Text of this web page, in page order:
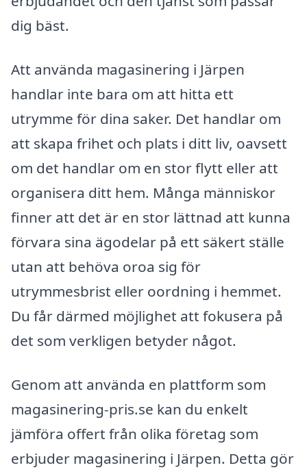
dig bäst.
Att använda magasinering i Järpen
handlar inte bara om att hitta ett
utrymme för dina saker. Det handlar om
att skapa frihet och plats i ditt liv, oavsett
om det handlar om en stor flytt eller att
organisera ditt hem. Många människor
finner att det är en stor lättnad att kunna
förvara sina ägodelar på ett säkert ställe
utan att behöva oroa sig för
utrymmesbrist eller oordning i hemmet.
Du får därmed möjlighet att fokusera på
det som verkligen betyder något.
Genom att använda en plattform som
magasinering-pris.se kan du enkelt
jämföra offert från olika företag som
erbjuder magasinering i Järpen. Detta gör